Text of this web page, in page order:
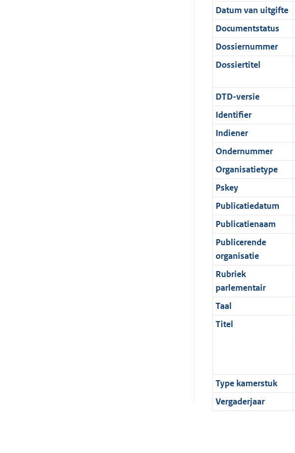
i
e
i
n
f
r
m
a
a
t
1
3
K
b
t
i
e
i
n
o
r
m
a
a
t
:
2
K
b
a
t
i
e
i
f
o
r
m
a
a
t
e
:
1
K
b
Datum van uitgifte
Documentstatus
Dossiernummer
Dossiertitel
DTD-versie
Identifier
Indiener
Ondernummer
Organisatietype
Pskey
Publicatiedatum
Publicatienaam
Publicerende
organisatie
Rubriek
parlementair
Taal
Titel
Type kamerstuk
Vergaderjaar